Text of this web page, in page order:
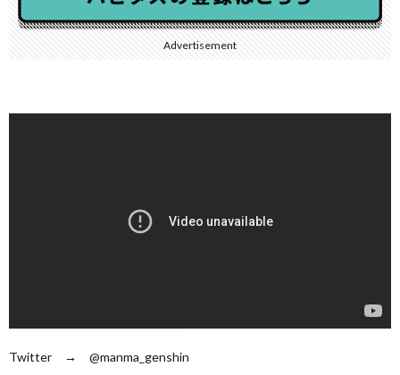
Advertisement
Twitter → @manma_genshin